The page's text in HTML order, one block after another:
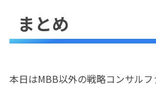
まとめ
本日はMBB以外の戦略コンサル